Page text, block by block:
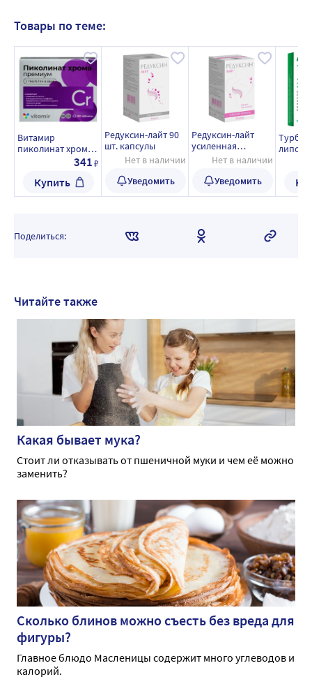
Товары по теме:
Витамир
пиколинат хрома
премиум 60 шт.
покрытые
оболочкой массой
341₽
Купить
Редуксин-лайт 90
шт. капсулы
Нет в наличии
Уведомить
Редуксин-лайт
усиленная
формула 30 шт.
Нет в наличии
Уведомить
Поделиться:
Читайте также
Какая бывает мука?
Стоит ли отказывать от пшеничной муки и чем её можно
заменить?
Сколько блинов можно съесть без вреда для
фигуры?
Главное блюдо Масленицы содержит много углеводов и
калорий.